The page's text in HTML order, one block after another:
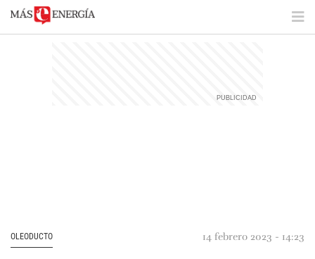
OLEODUCTO 14 febrero 2023 - 14:23